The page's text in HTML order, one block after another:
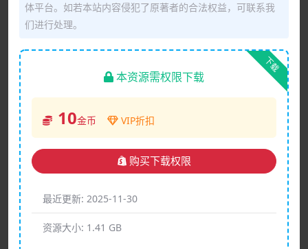
体平台。如若本站内容侵犯了原著者的合法权益，可联系我
们进行处理。
下载
本资源需权限下载
10金币 VIP折扣
购买下载权限
最近更新: 2025-11-30
资源大小: 1.41 GB